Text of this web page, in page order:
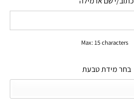
210.00₪.
168.00₪.
Max: 15 characters
בחר מידת טבעת